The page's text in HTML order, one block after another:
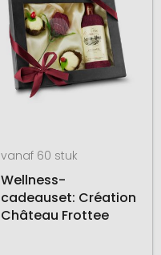
vanaf 60 stuk
Wellness-
cadeauset: Création
Château Frottee